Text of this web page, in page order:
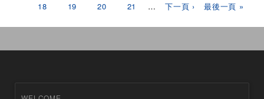
18 19 20 21 … 下一頁 › 最後一頁 »